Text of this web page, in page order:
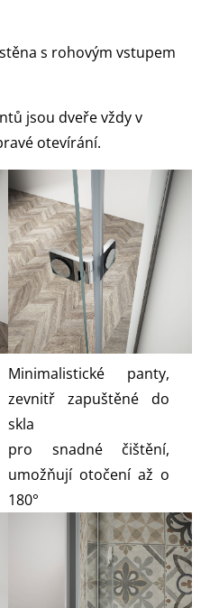
s rohovým vstupem
jsou dveře vždy v
otevírání.
Minimalistické panty,
zevnitř zapuštěné do
skla
pro snadné čištění,
umožňují otočení až o
180°